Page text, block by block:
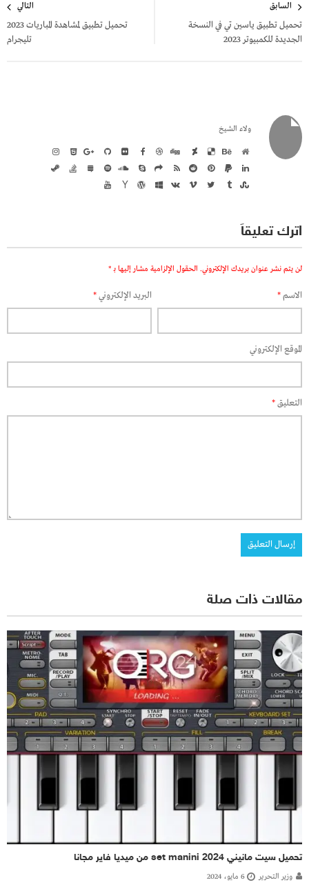
المقالات
السابق
تحميل تطبيق ياسين تي في النسخة
الجديدة للكمبيوتر 2023
التالي
تحميل تطبيق لمشاهدة المباريات 2023
تليجرام
ولاء الشيخ
اترك تعليقاً
لن يتم نشر عنوان بريدك الإلكتروني. الحقول الإلزامية مشار إليها بـ *
الاسم* البريد الإلكتروني*
الموقع الإلكتروني
التعليق*
مقالات ذات صلة
تحميل سيت مانيني 2024 set manini من ميديا فاير مجانا
وزير التحرير 6 مايو، 2024